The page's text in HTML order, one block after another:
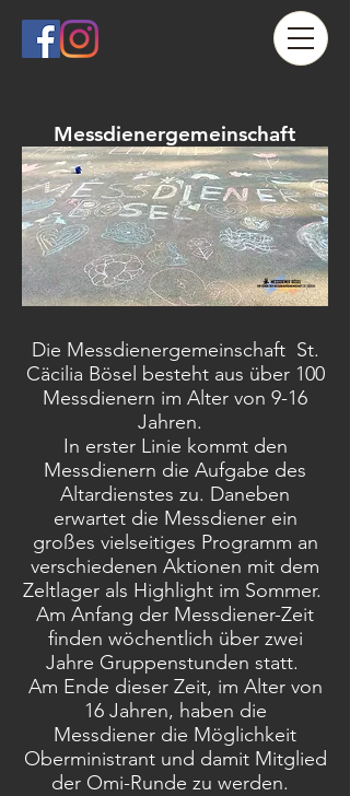
Messdienergemeinschaft
Die Messdienergemeinschaft St.
Cäcilia Bösel besteht aus über 100
Messdienern im Alter von 9-16
Jahren.
In erster Linie kommt den
Messdienern die Aufgabe des
Altardienstes zu. Daneben
erwartet die Messdiener ein
großes vielseitiges Programm an
verschiedenen Aktionen mit dem
Zeltlager als Highlight im Sommer.
Am Anfang der Messdiener-Zeit
finden wöchentlich über zwei
Jahre Gruppenstunden statt.
Am Ende dieser Zeit, im Alter von
16 Jahren, haben die
Messdiener die Möglichkeit
Oberministrant und damit Mitglied
der Omi-Runde zu werden.